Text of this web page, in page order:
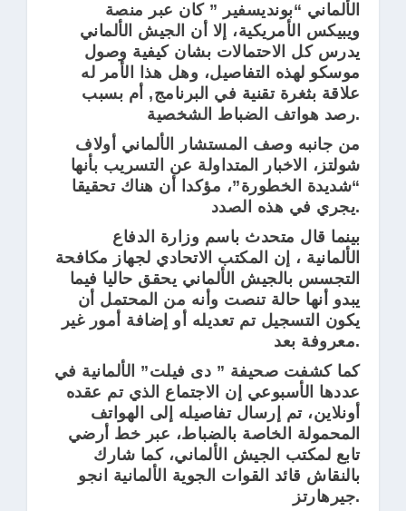
الألماني “بونديسفير ” كان عبر منصة
ويبيكس الأمريكية، إلا أن الجيش الألماني
يدرس كل الاحتمالات بشان كيفية وصول
موسكو لهذه التفاصيل، وهل هذا الأمر له
علاقة بثغرة تقنية في البرنامج, أم بسبب
رصد هواتف الضباط الشخصية.
من جانبه وصف المستشار الألماني أولاف
شولتز، الاخبار المتداولة عن التسريب بأنها
“شديدة الخطورة”، مؤكدا أن هناك تحقيقا
يجري في هذه الصدد.
الألمانية ، إن المكتب الاتحادي لجهاز مكافحة
التجسس بالجيش الألماني يحقق حاليا فيما
يبدو أنها حالة تنصت وأنه من المحتمل أن
يكون التسجيل تم تعديله أو إضافة أمور غير
معروفة بعد.
كما كشفت صحيفة ” دى فيلت” الألمانية في
عددها الأسبوعي إن الاجتماع الذي تم عقده
أونلاين، تم إرسال تفاصيله إلى الهواتف
المحمولة الخاصة بالضباط، عبر خط أرضي
تابع لمكتب الجيش الألماني، كما شارك
بالنقاش قائد القوات الجوية الألمانية انجو
جيرهارتز.